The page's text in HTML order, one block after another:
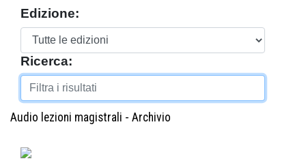
Edizione:
Ricerca:
Audio lezioni magistrali - Archivio